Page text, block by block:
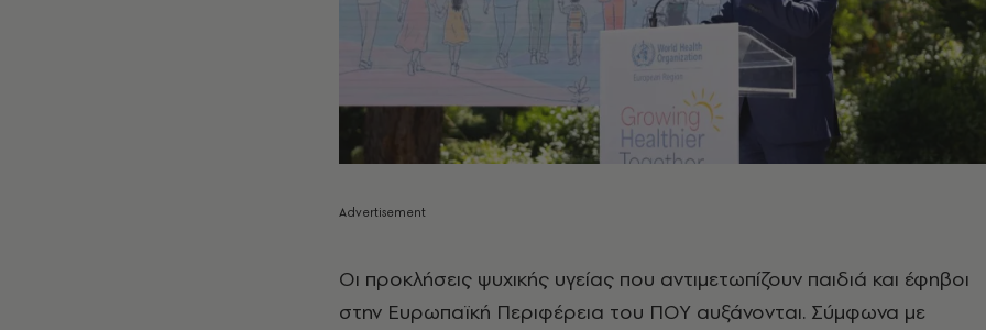
Οι προκλήσεις ψυχικής υγείας που αντιμετωπίζουν παιδιά και έφηβοι
στην Ευρωπαϊκή Περιφέρεια του ΠΟΥ αυξάνονται. Σύμφωνα με